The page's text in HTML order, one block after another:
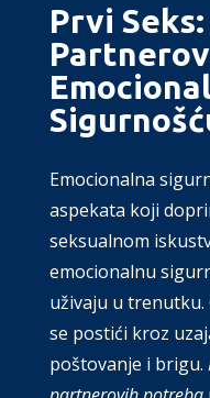
Prvi
Emocionalna
aspekata koji
seksualnom
emocionalnu
uživaju u
se postići kroz
poštovanje i brigu.